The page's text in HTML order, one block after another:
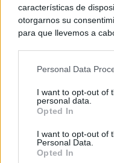
características de
otorgarnos su
para que llevemos a
negar su
de su consentimiento,
rechazar tal
cualquier momento
visitando nuestra
Personal Data
I want to opt-out of
personal data.
Opted In
I want to opt-out of
Personal Data.
Opted In